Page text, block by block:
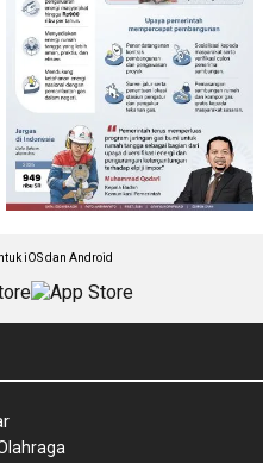
iOS dan Android